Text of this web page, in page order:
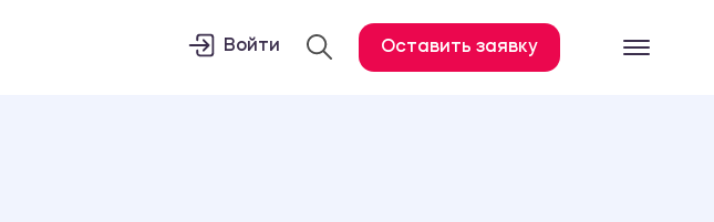
Войти Оставить заявку